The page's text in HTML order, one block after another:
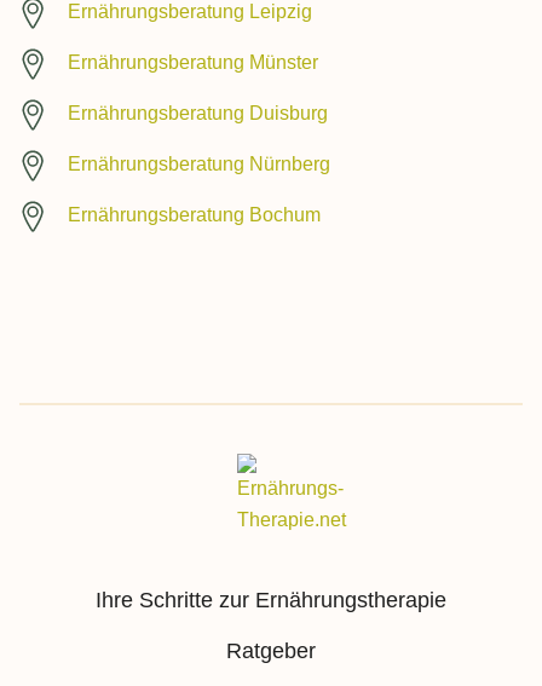
Ernährungsberatung Leipzig
Ernährungsberatung Münster
Ernährungsberatung Duisburg
Ernährungsberatung Nürnberg
Ernährungsberatung Bochum
Ihre Schritte zur Ernährungstherapie
Ratgeber